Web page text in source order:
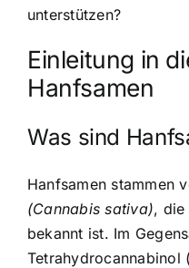
unterstützen?
Einleitung in
Hanfsamen
Was sind
Hanfsamen stammen
(Cannabis sativa), die
bekannt ist. Im
Tetrahydrocannabinol